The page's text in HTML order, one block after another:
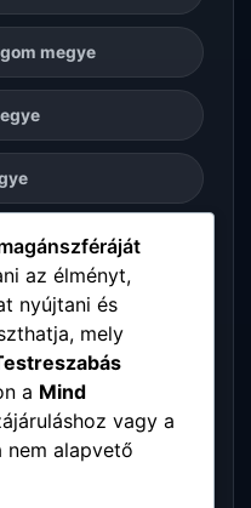
megye
Bereg megye
az élményt,
nyújtani és
mely
a Mind
vagy a
nem alapvető